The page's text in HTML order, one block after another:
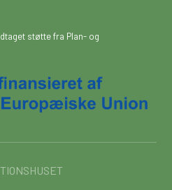
støtte fra Plan- og